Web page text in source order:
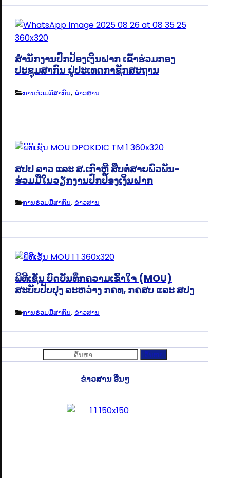
ສຳນັກງານປົກປ້ອງເງິນຝາກ ເຂົ້າຮ່ວມກອງ
ປະຊຸມສາກົນ ຢູ່ປະເທດກາຊັກສະຖານ
ການຮ່ວມມືສາກົນ, ຂ່າວສານ
ສປປ ລາວ ແລະ ສ.ເກົາຫຼີ ສືບຕໍ່ສາຍພົວພັນ-
ຮ່ວມມືໃນວຽກງານປົກປ້ອງເງິນຝາກ
ການຮ່ວມມືສາກົນ, ຂ່າວສານ
ພິທີເຊັນ ບົດບັນທຶກຄວາມເຂົ້າໃຈ (MOU)
ສະບັບປັບປຸງ ລະຫວ່າງ ກຄທ, ກຄສບ ແລະ ສປງ
ການຮ່ວມມືສາກົນ, ຂ່າວສານ
ຄົ້ນຫາ
ຂ່າວສານ ອື່ນໆ